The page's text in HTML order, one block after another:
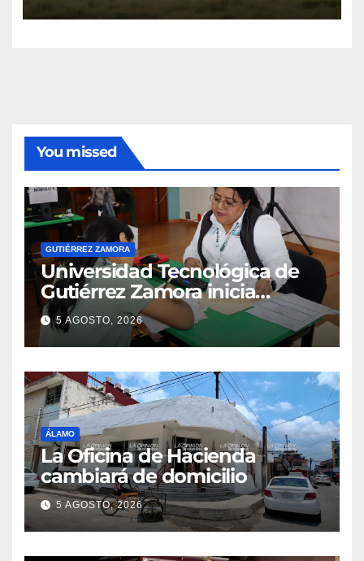
You missed
GUTIÉRREZ ZAMORA
Universidad Tecnológica de
Gutiérrez Zamora inicia
inscripciones para el ciclo
escolar 2026–2027
5 AGOSTO, 2026
ÁLAMO
La Oficina de Hacienda
cambiará de domicilio
5 AGOSTO, 2026